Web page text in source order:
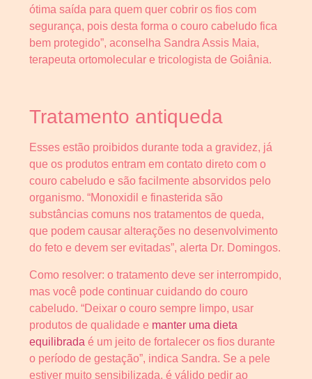
ótima saída para quem quer cobrir os fios com
segurança, pois desta forma o couro cabeludo fica
bem protegido”, aconselha Sandra Assis Maia,
terapeuta ortomolecular e tricologista de Goiânia.
Tratamento antiqueda
Esses estão proibidos durante toda a gravidez, já
que os produtos entram em contato direto com o
couro cabeludo e são facilmente absorvidos pelo
organismo. “Monoxidil e finasterida são
substâncias comuns nos tratamentos de queda,
que podem causar alterações no desenvolvimento
do feto e devem ser evitadas”, alerta Dr. Domingos.
Como resolver: o tratamento deve ser interrompido,
mas você pode continuar cuidando do couro
cabeludo. “Deixar o couro sempre limpo, usar
produtos de qualidade e manter uma dieta
equilibrada é um jeito de fortalecer os fios durante
o período de gestação”, indica Sandra. Se a pele
estiver muito sensibilizada, é válido pedir ao